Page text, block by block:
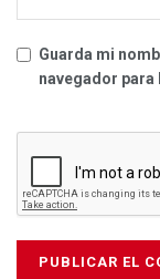
Guarda mi
navegador para